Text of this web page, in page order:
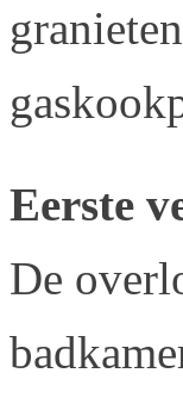
Eerste
De